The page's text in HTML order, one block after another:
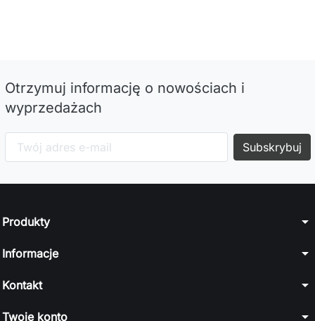
Otrzymuj informację o nowościach i
wyprzedażach
Produkty arrow_drop_down
Informacje arrow_drop_down
Kontakt arrow_drop_down
Twoje konto arrow_drop_down